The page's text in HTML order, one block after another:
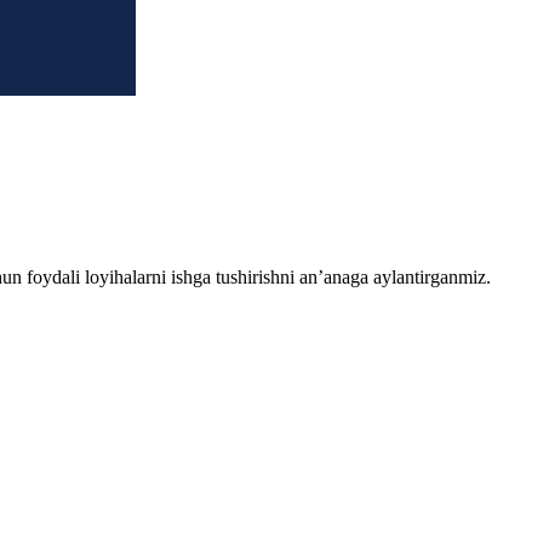
foydali loyihalarni ishga tushirishni an’anaga aylantirganmiz.